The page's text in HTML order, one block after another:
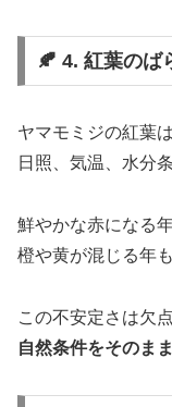
🍂 4. 紅葉の
ヤマモミジの紅葉
日照、気温、水分
鮮やかな赤になる
橙や黄が混じる年も
この不安定さは欠
自然条件をそのま